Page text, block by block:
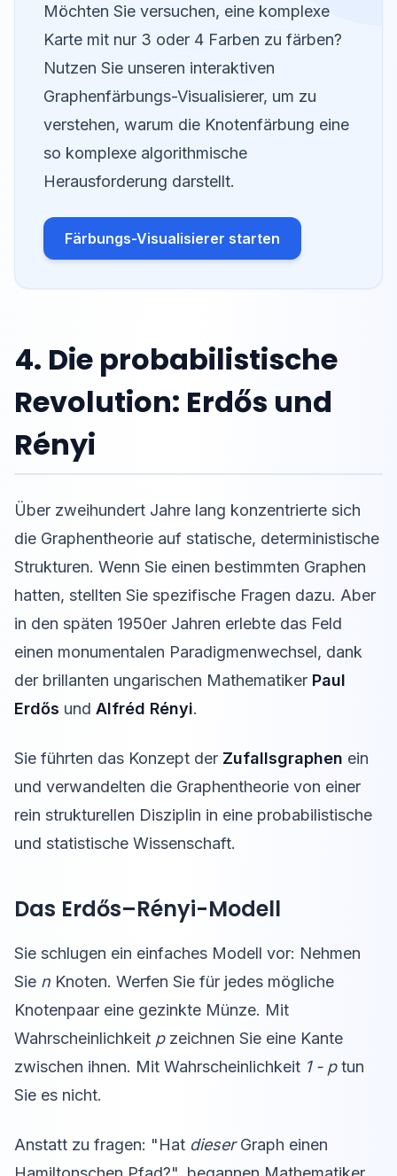
Möchten Sie versuchen, eine komplexe
Karte mit nur 3 oder 4 Farben zu färben?
Nutzen Sie unseren interaktiven
Graphenfärbungs-Visualisierer, um zu
verstehen, warum die Knotenfärbung eine
so komplexe algorithmische
Herausforderung darstellt.
Färbungs-Visualisierer starten
4. Die probabilistische
Revolution: Erdős und
Rényi
Über zweihundert Jahre lang konzentrierte sich
die Graphentheorie auf statische, deterministische
Strukturen. Wenn Sie einen bestimmten Graphen
hatten, stellten Sie spezifische Fragen dazu. Aber
in den späten 1950er Jahren erlebte das Feld
einen monumentalen Paradigmenwechsel, dank
der brillanten ungarischen Mathematiker Paul
Erdős und Alfréd Rényi.
Sie führten das Konzept der Zufallsgraphen ein
und verwandelten die Graphentheorie von einer
rein strukturellen Disziplin in eine probabilistische
und statistische Wissenschaft.
Das Erdős–Rényi-Modell
Sie schlugen ein einfaches Modell vor: Nehmen
Sie n Knoten. Werfen Sie für jedes mögliche
Knotenpaar eine gezinkte Münze. Mit
Wahrscheinlichkeit pzeichnen Sie eine Kante
zwischen ihnen. Mit Wahrscheinlichkeit 1 - ptun
Sie es nicht.
Anstatt zu fragen: "Hat dieserGraph einen